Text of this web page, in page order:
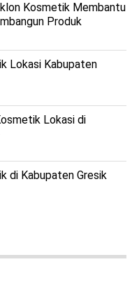
Kosmetik Membantu
Produk
Lokasi Kabupaten
Lokasi di
di Kabupaten Gresik